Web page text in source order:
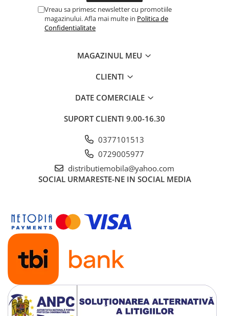
Vreau sa primesc newsletter cu promotiile
magazinului. Afla mai multe in Politica de
Confidentialitate
MAGAZINUL MEU
CLIENTI
DATE COMERCIALE
SUPORT CLIENTI 9.00-16.30
0377101513
0729005977
distributiemobila@yahoo.com
SOCIAL URMARESTE-NE IN SOCIAL MEDIA